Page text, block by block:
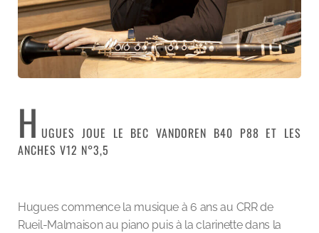
H UGUES JOUE LE BEC VANDOREN B40 P88 ET LES
ANCHES V12 N°3,5
Hugues commence la musique à 6 ans au CRR de
Rueil-Malmaison au piano puis à la clarinette dans la